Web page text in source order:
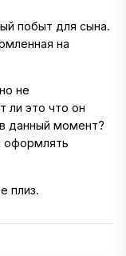
побыт для сына.
на
не
ли это что он
данный момент?
оформлять
плиз.